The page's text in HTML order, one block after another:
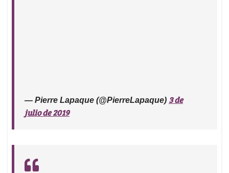
— Pierre Lapaque (@PierreLapaque) 3 de
julio de 2019